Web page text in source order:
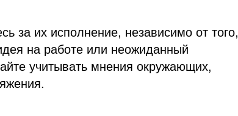
за их исполнение, независимо от того,
на работе или неожиданный
учитывать мнения окружающих,